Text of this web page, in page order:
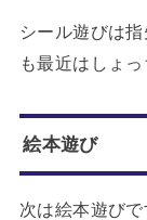
シール遊びは
も最近はしょ
絵本遊び
次は絵本遊びで